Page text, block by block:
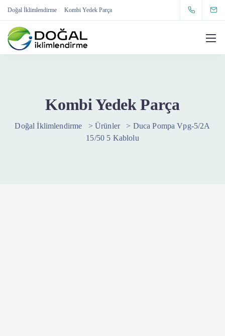
Doğal İklimlendirme Kombi Yedek Parça
Kombi Yedek Parça
Doğal İklimlendirme > Ürünler > Duca Pompa Vpg-5/2A
15/50 5 Kablolu